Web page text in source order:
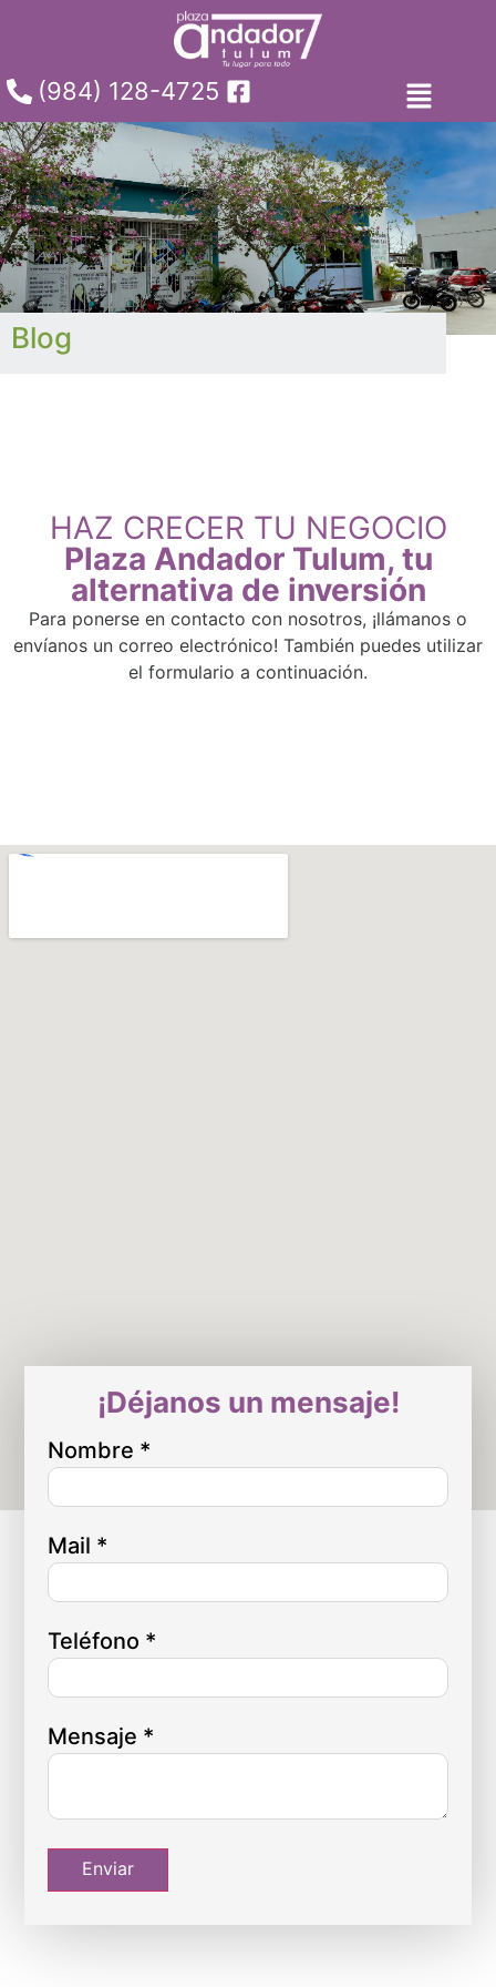
(984) 128-4725
Blog
HAZ CRECER TU NEGOCIO
Plaza Andador Tulum, tu
alternativa de inversión
Para ponerse en contacto con nosotros, ¡llámanos o
envíanos un correo electrónico! También puedes utilizar
el formulario a continuación.
¡Déjanos un mensaje!
Nombre *
Mail *
Teléfono *
Mensaje *
Enviar